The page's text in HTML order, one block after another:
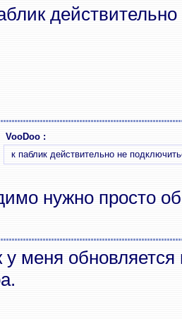
VooDoo :
к паблик действительно не
нужно просто
у меня